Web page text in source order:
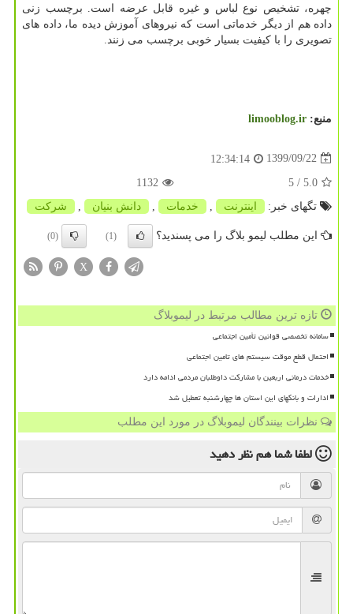
چهره، تشخیص نوع لباس و غیره قابل عرضه است. برچسب زنی
داده هم از دیگر خدماتی است که نیروهای آموزش دیده ما، داده های
تصویری را با کیفیت بسیار خوبی برچسب می زنند.
منبع: limooblog.ir
1399/09/22
12:34:14
5.0
/ 5
1132
تگهای خبر:
اینترنت خدمات دانش بنیان شركت
این مطلب لیمو بلاگ را می پسندید؟ (1)
(0)
X
تازه ترین مطالب مرتبط در لیموبلاگ
سامانه تخصصی قوانین تأمین اجتماعی
احتمال قطع موقت سیستم های تامین اجتماعی
خدمات درمانی اربعین با مشارکت داوطلبان مردمی ادامه دارد
ادارات و بانکهای این استان ها چهارشنبه تعطیل شد
نظرات بینندگان لیموبلاگ در مورد این مطلب
لطفا شما همنظر دهید